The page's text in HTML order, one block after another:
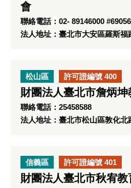
會
聯絡電話：02- 89146000 #69056
法人地址：臺北市大安區羅斯福
松山區 許可證編號 400
財團法人臺北市詹炳
聯絡電話：25458588
法人地址：臺北市松山區敦化北
信義區 許可證編號 401
財團法人臺北市秋宥